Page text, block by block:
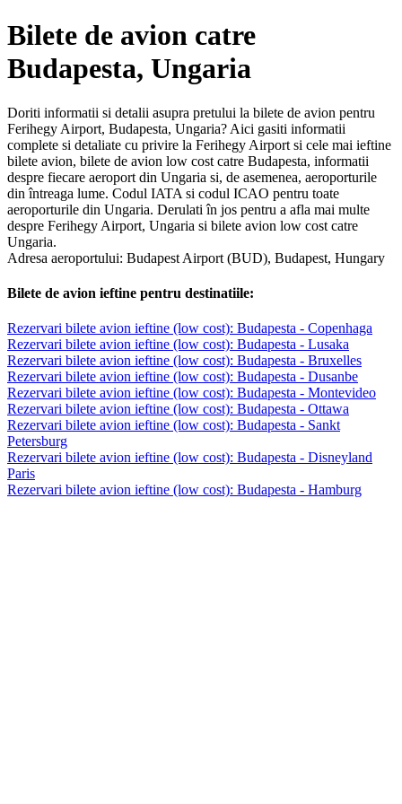
Bilete de avion catre
Budapesta, Ungaria
Doriti informatii si detalii asupra pretului la bilete de avion pentru
Ferihegy Airport, Budapesta, Ungaria? Aici gasiti informatii
complete si detaliate cu privire la Ferihegy Airport si cele mai ieftine
bilete avion, bilete de avion low cost catre Budapesta, informatii
despre fiecare aeroport din Ungaria si, de asemenea, aeroporturile
din întreaga lume. Codul IATA si codul ICAO pentru toate
aeroporturile din Ungaria. Derulati în jos pentru a afla mai multe
despre Ferihegy Airport, Ungaria si bilete avion low cost catre
Ungaria.
Adresa aeroportului: Budapest Airport (BUD), Budapest, Hungary
Bilete de avion ieftine pentru destinatiile:
Rezervari bilete avion ieftine (low cost): Budapesta - Copenhaga
Rezervari bilete avion ieftine (low cost): Budapesta - Lusaka
Rezervari bilete avion ieftine (low cost): Budapesta - Bruxelles
Rezervari bilete avion ieftine (low cost): Budapesta - Dusanbe
Rezervari bilete avion ieftine (low cost): Budapesta - Montevideo
Rezervari bilete avion ieftine (low cost): Budapesta - Ottawa
Rezervari bilete avion ieftine (low cost): Budapesta - Sankt
Petersburg
Rezervari bilete avion ieftine (low cost): Budapesta - Disneyland
Paris
Rezervari bilete avion ieftine (low cost): Budapesta - Hamburg